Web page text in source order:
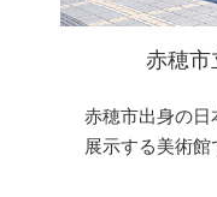
赤穂市
赤穂市出身の日
展示する美術